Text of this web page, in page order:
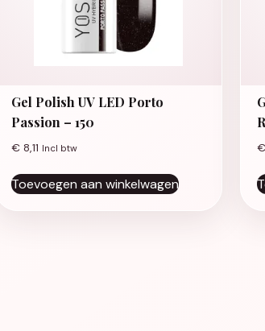
Gel Polish UV LED Porto
Passion – 150
€ 8,11 Incl btw
Toevoegen aan winkelwagen
€